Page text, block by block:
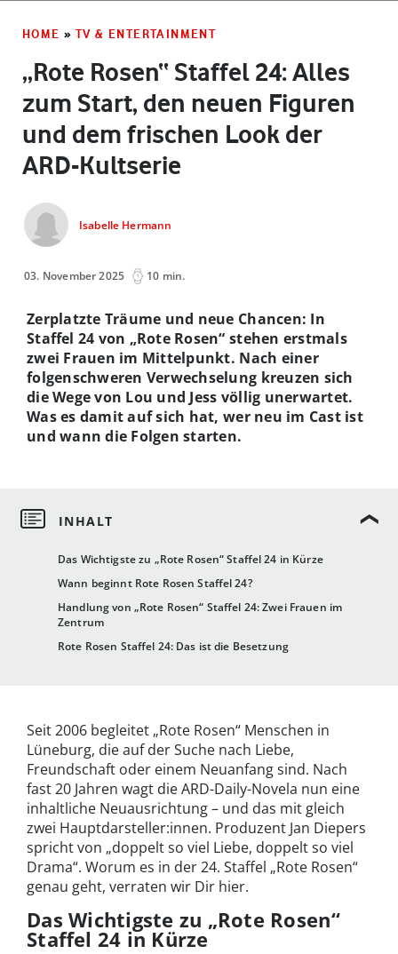
HOME » TV & ENTERTAINMENT
„Rote Rosen“ Staffel 24: Alles
zum Start, den neuen Figuren
und dem frischen Look der
ARD-Kultserie
Isabelle Hermann
03. November 2025 10 min.
Das Wichtigste zu „Rote Rosen“ Staffel 24 in Kürze
Wann beginnt Rote Rosen Staffel 24?
Handlung von „Rote Rosen“ Staffel 24: Zwei Frauen im
Zentrum
Rote Rosen Staffel 24: Das ist die Besetzung
Zerplatzte Träume und neue Chancen: In
Staffel 24 von „Rote Rosen“ stehen erstmals
zwei Frauen im Mittelpunkt. Nach einer
folgenschweren Verwechselung kreuzen sich
die Wege von Lou und Jess völlig unerwartet.
Was es damit auf sich hat, wer neu im Cast ist
und wann die Folgen starten.
Seit 2006 begleitet „Rote Rosen“ Menschen in
Lüneburg, die auf der Suche nach Liebe,
Freundschaft oder einem Neuanfang sind. Nach
fast 20 Jahren wagt die ARD-Daily-Novela nun eine
inhaltliche Neuausrichtung – und das mit gleich
zwei Hauptdarsteller:innen. Produzent Jan Diepers
spricht von „doppelt so viel Liebe, doppelt so viel
Drama“. Worum es in der 24. Staffel „Rote Rosen“
genau geht, verraten wir Dir hier.
Das Wichtigste zu „Rote Rosen“
Staffel 24 in Kürze